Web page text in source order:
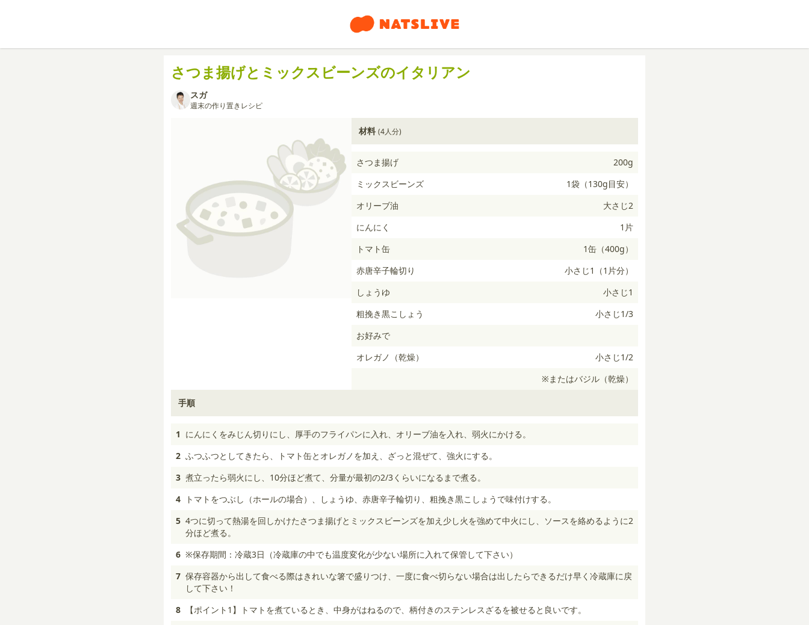
さつま揚げとミックスビーンズのイタリアン
スガ
週末の作り置きレシピ
材料 (4人分)
さつま揚げ
200g
ミックスビーンズ
1袋（130g目安）
オリーブ油
大さじ2
にんにく
1片
トマト缶
1缶（400g）
赤唐辛子輪切り
小さじ1（1片分）
しょうゆ
小さじ1
粗挽き黒こしょう
小さじ1/3
お好みで
オレガノ（乾燥）
小さじ1/2
※またはバジル（乾燥）
手順
1 にんにくをみじん切りにし、厚手のフライパンに入れ、オリーブ油を入れ、弱火にかける。
2 ふつふつとしてきたら、トマト缶とオレガノを加え、ざっと混ぜて、強火にする。
3 煮立ったら弱火にし、10分ほど煮て、分量が最初の2/3くらいになるまで煮る。
4
トマトをつぶし（ホールの場合）、しょうゆ、赤唐辛子輪切り、粗挽き黒こしょうで味付けする。
5 4つに切って熱湯を回しかけたさつま揚げとミックスビーンズを加え少し火を強めて中火にし、ソースを絡めるように2
分ほど煮る。
6 ※保存期間：冷蔵3日（冷蔵庫の中でも温度変化が少ない場所に入れて保管して下さい）
7 保存容器から出して食べる際はきれいな箸で盛りつけ、一度に食べ切らない場合は出したらできるだけ早く冷蔵庫に戻
して下さい！
8
【ポイント1】トマトを煮ているとき、中身がはねるので、柄付きのステンレスざるを被せると良いです。